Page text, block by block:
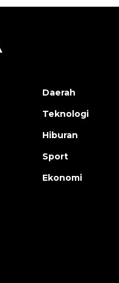
Daerah
Teknologi
Hiburan
Sport
Ekonomi